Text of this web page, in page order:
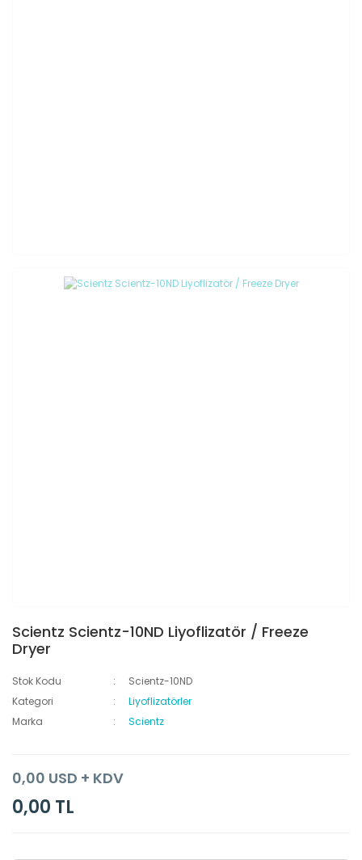
Scientz Scientz-10ND Liyoflizatör / Freeze
Dryer
Stok Kodu
Scientz-10ND
Kategori
Liyoflizatörler
Marka
Scientz
0,00 USD + KDV
0,00 TL